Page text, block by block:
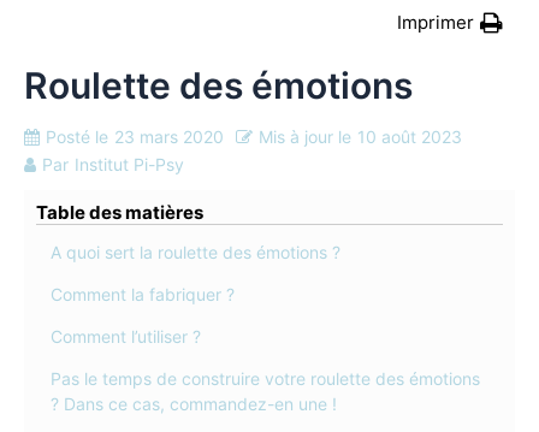
Imprimer
Roulette des émotions
Posté le 23 mars 2020 Mis à jour le 10 août 2023
Par Institut Pi-Psy
Table des matières
A quoi sert la roulette des émotions ?
Comment la fabriquer ?
Comment l’utiliser ?
Pas le temps de construire votre roulette des émotions
? Dans ce cas, commandez-en une !